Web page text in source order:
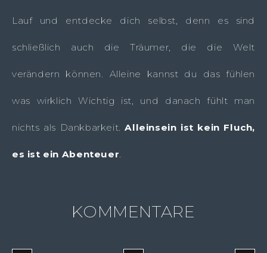
Lauf und entdecke dich selbst, denn es sind
schließlich auch die Träumer, die die Welt
verändern können. Alleine kannst du das fühlen
was wirklich Wichtig ist, und danach fühlt man
nichts als Dankbarkeit.Alleinsein ist kein Fluch,
es ist ein Abenteuer.
KOMMENTARE